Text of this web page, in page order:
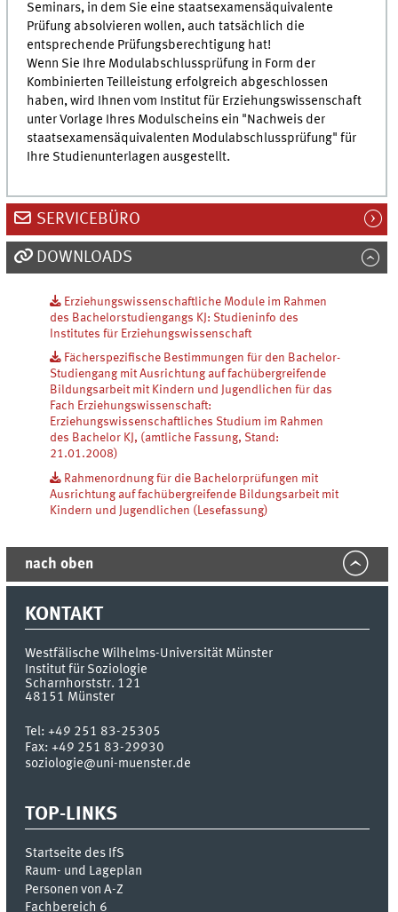
Seminars, in dem Sie eine staatsexamensäquivalente
Prüfung absolvieren wollen, auch tatsächlich die
entsprechende Prüfungsberechtigung hat!
Wenn Sie Ihre Modulabschlussprüfung in Form der
Kombinierten Teilleistung erfolgreich abgeschlossen
haben, wird Ihnen vom Institut für Erziehungswissenschaft
unter Vorlage Ihres Modulscheins ein "Nachweis der
staatsexamensäquivalenten Modulabschlussprüfung" für
Ihre Studienunterlagen ausgestellt.
SERVICEBÜRO
DOWNLOADS
Erziehungswissenschaftliche Module im Rahmen
des Bachelorstudiengangs KJ: Studieninfo des
Institutes für Erziehungswissenschaft
Fächerspezifische Bestimmungen für den Bachelor-
Studiengang mit Ausrichtung auf fachübergreifende
Bildungsarbeit mit Kindern und Jugendlichen für das
Fach Erziehungswissenschaft:
Erziehungswissenschaftliches Studium im Rahmen
des Bachelor KJ, (amtliche Fassung, Stand:
21.01.2008)
Rahmenordnung für die Bachelorprüfungen mit
Ausrichtung auf fachübergreifende Bildungsarbeit mit
Kindern und Jugendlichen (Lesefassung)
nach oben
KONTAKT
Westfälische Wilhelms-Universität Münster
Institut für Soziologie
Scharnhorststr. 121
48151 Münster
Tel:+49 251 83-25305
Fax:+49 251 83-29930
soziologie@uni-muenster.de
TOP-LINKS
Startseite des IfS
Raum- und Lageplan
Personen von A-Z
Fachbereich 6